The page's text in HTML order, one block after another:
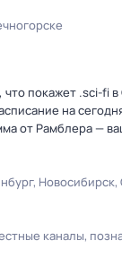
покажет .sci-fi
на
от Рамблера —
Новосибирск
каналы